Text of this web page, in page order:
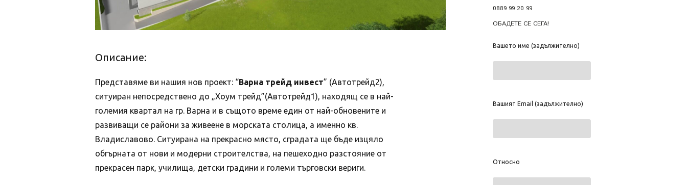
Описание:
Представяме ви нашия нов проект: “Варна трейд инвест” (Автотрейд2),
ситуиран непосредствено до „Хоум трейд”(Автотрейд1), находящ се в най-
големия квартал на гр. Варна и в същото време един от най-обновените и
развиващи се райони за живеене в морската столица, а именно кв.
Владиславово. Ситуирана на прекрасно място, сградата ще бъде изцяло
обгърната от нови и модерни строителства, на пешеходно разстояние от
прекрасен парк, училища, детски градини и големи търговски вериги.
0889 99 20 99
ОБАДЕТЕ СЕ СЕГА!
Вашето име (задължително)
Вашият Email (задължително)
Относно